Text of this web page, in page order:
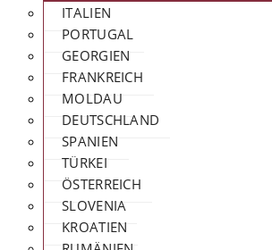
ITALIEN
PORTUGAL
GEORGIEN
FRANKREICH
MOLDAU
DEUTSCHLAND
SPANIEN
TÜRKEI
ÖSTERREICH
SLOVENIA
KROATIEN